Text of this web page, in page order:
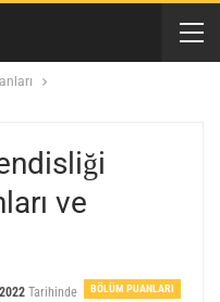
ve
BÖLÜM PUANLARI
Tarihinde